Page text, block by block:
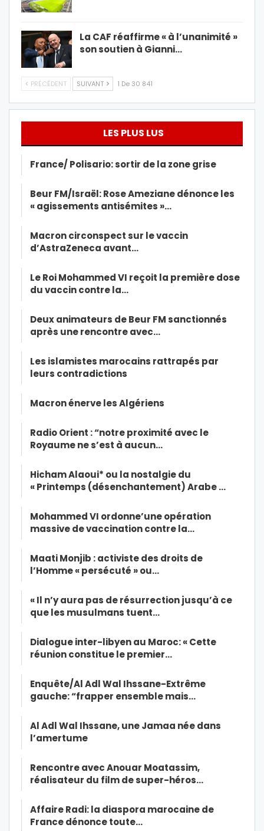
La CAF réaffirme « à l’unanimité »
son soutien à Gianni…
PRÉCÉDENT SUIVANT 1 De 30 841
LES PLUS LUS
France/ Polisario: sortir de la zone grise
Beur FM/Israël: Rose Ameziane dénonce les
« agissements antisémites »…
Macron circonspect sur le vaccin
d’AstraZeneca avant…
Le Roi Mohammed VI reçoit la première dose
du vaccin contre la…
Deux animateurs de Beur FM sanctionnés
après une rencontre avec…
Les islamistes marocains rattrapés par
leurs contradictions
Macron énerve les Algériens
Radio Orient : “notre proximité avec le
Royaume ne s’est à aucun…
Hicham Alaoui* ou la nostalgie du
« Printemps (désenchantement) Arabe …
Mohammed VI ordonne’une opération
massive de vaccination contre la…
Maati Monjib : activiste des droits de
l’Homme « persécuté » ou…
« Il n’y aura pas de résurrection jusqu’à ce
que les musulmans tuent…
Dialogue inter-libyen au Maroc: « Cette
réunion constitue le premier…
Enquête/Al Adl Wal Ihssane-Extrême
gauche: “frapper ensemble mais…
Al Adl Wal Ihssane, une Jamaa née dans
l’amertume
Rencontre avec Anouar Moatassim,
réalisateur du film de super-héros…
Affaire Radi: la diaspora marocaine de
France dénonce toute…